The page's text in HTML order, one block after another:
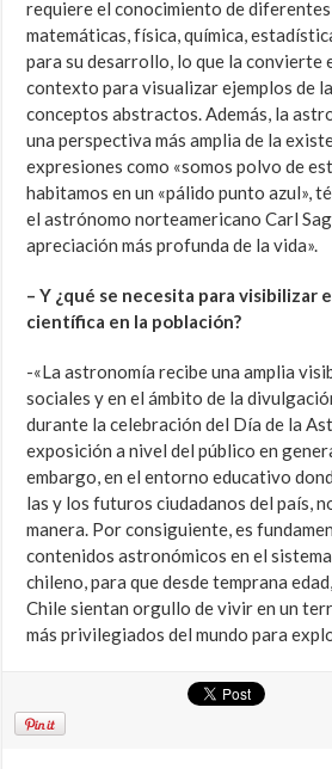
requiere el conocimiento de
matemáticas, física, química,
para su desarrollo, lo que la convierte
contexto para visualizar ejemplos de
conceptos abstractos. Además, la
una perspectiva más amplia de la
expresiones como «somos polvo de
habitamos en un «pálido punto azul»,
el astrónomo norteamericano Carl
apreciación más profunda de la vida».
– Y ¿qué se necesita para visibilizar
científica en la población?
-«La astronomía recibe una amplia
sociales y en el ámbito de la
durante la celebración del Día de la
exposición a nivel del público en
embargo, en el entorno educativo
las y los futuros ciudadanos del país,
manera. Por consiguiente, es
contenidos astronómicos en el
chileno, para que desde temprana
Chile sientan orgullo de vivir en un
más privilegiados del mundo para